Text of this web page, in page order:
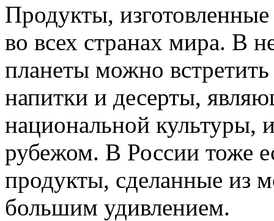
Продукты,
во всех странах мира. В
планеты можно
напитки и десерты,
национальной культуры,
рубежом. В России тоже
продукты, сделанные из
большим удивлением.